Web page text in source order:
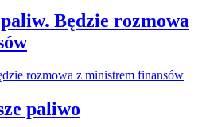
Będzie rozmowa
paliwo